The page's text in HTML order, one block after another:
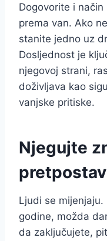
Dogovorite i
prema van. Ako
stanite jedno uz
Dosljednost je
njegovoj strani,
doživljava kao
vanjske pritiske.
Njegujte
Ljudi se
godine, možda
da zaključujete,